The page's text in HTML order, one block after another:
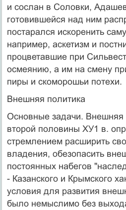
и сослан в Соловки,
готовившейся над ним
постарался искоренить
например, аскетизм и
процветавшие при
осмеянию, а им на смену
пиры и скоморошьи потехи.
Внешняя политика
Основные задачи. Внешняя
второй половины ХУ1 в.
стремлением расширить
владения, обезопасить
постоянных набегов
- Казанского и Крымского
условия для развития
было немыслимо без